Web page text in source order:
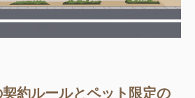
約ルールとペット限定の